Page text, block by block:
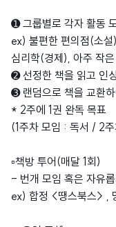
➊ 그룹별로 각자 활동
ex) 불편한 편의점(소
심리학(경제), 아주 작
➋ 선정한 책을 읽고 인
➌ 랜덤으로 책을 교환
* 2주에 1권 완독 목표
(1주차 모임 : 독서 / 2
▫️책방 투어(매달 1회)
- 번개 모임 혹은 자유
ex) 합정 <땡스북스> ,